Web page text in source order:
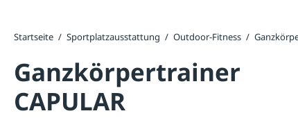
Startseite / Sportplatzausstattung / Outdoor-Fitness /
Ganzkörpertrainer
CAPULAR